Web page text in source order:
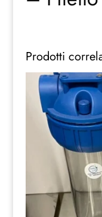
Nptf
1/4
Prodotti